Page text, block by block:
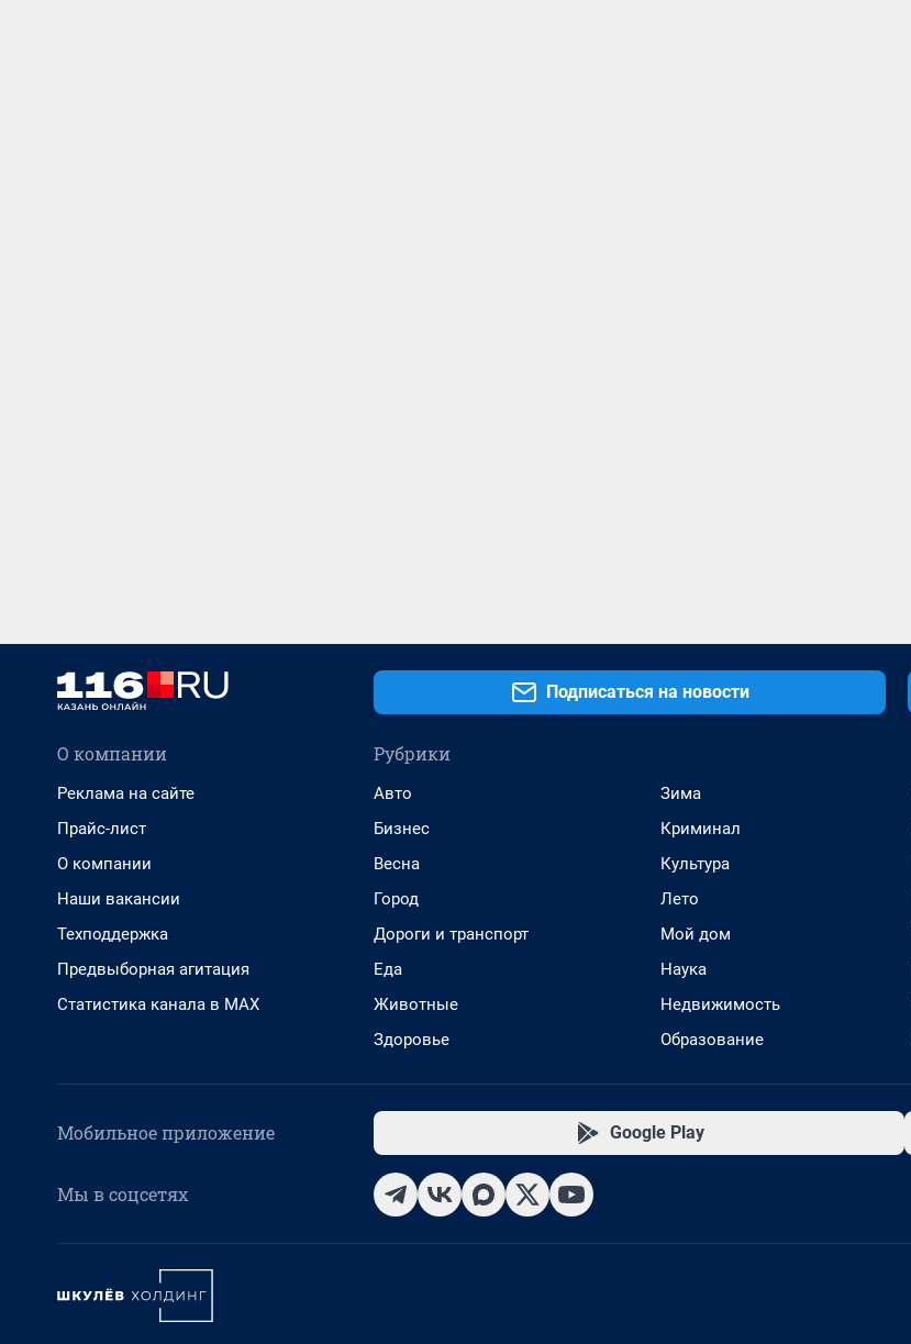
Подписаться на новости
О компании
Реклама на сайте
Прайс-лист
О компании
Наши вакансии
Техподдержка
Предвыборная агитация
Статистика канала в MAX
Рубрики
Авто
Бизнес
Весна
Город
Дороги и транспорт
Еда
Животные
Здоровье
Зима
Криминал
Культура
Лето
Мой дом
Наука
Недвижимость
Образование
Мобильное приложение Google Play
Мы в соцсетях